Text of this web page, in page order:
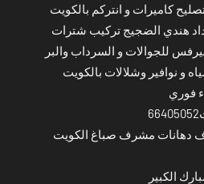
كاميرات و انتركم بالكويت
هندي الضجيج تركيب شترات
للجوالات و السرداب والبر
و نوافير وشلالات بالكويت
فوري
دهانات مشرف صباغ الكويت
الكبير